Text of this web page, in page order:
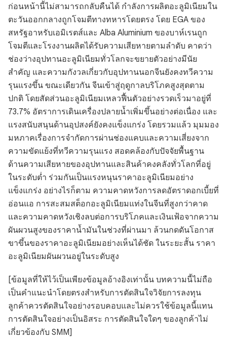
ก่อนหน้านี้ไม่สามารถกลับคืนได้ กำลังการผลิตอะลูมิเนียมใน
ตะวันออกกลางถูกโจมตีทางทหารโดยตรง โดย EGA ของ
สหรัฐอาหรับเอมิเรตส์และ Alba Aluminium ของบาห์เรนถูก
โจมตีและโรงงานผลิตได้รับความเสียหายตามลำดับ คาดว่า
ช่องว่างอุปทานอะลูมิเนียมทั่วโลกจะขยายตัวอย่างมีนัย
สำคัญ และความกังวลเกี่ยวกับอุปทานนอกจีนยังคงทวีความ
รุนแรงขึ้น ขณะเดียวกัน จีนเข้าสู่ฤดูกาลบริโภคสูงสุดตาม
ปกติ โดยสัดส่วนอะลูมิเนียมเหลวฟื้นตัวอย่างรวดเร็วมาอยู่ที่
73.7% อัตราการเดินเครื่องปลายน้ำเพิ่มขึ้นอย่างต่อเนื่อง และ
แรงสนับสนุนด้านอุปสงค์ยังคงแข็งแกร่ง โดยรวมแล้ว มุมมอง
มหภาคเรื่องการจำกัดการผ่านช่องแคบและความเสี่ยงจาก
ความขัดแย้งที่ทวีความรุนแรง สอดคล้องกับปัจจัยพื้นฐาน
ด้านความเสียหายของอุปทานและสินค้าคงคลังทั่วโลกที่อยู่
ในระดับต่ำ ร่วมกันเป็นแรงหนุนราคาอะลูมิเนียมอย่าง
แข็งแกร่ง อย่างไรก็ตาม ความคาดหวังการลดอัตราดอกเบี้ยที่
อ่อนแอ การสะสมสต็อกอะลูมิเนียมแท่งในจีนที่สูงกว่าคาด
และความคาดหวังเชิงลบต่อการบริโภคและเงินเฟ้อจากความ
ผันผวนสูงของราคาน้ำมันในช่วงที่ผ่านมา ล้วนกดดันโอกาส
ขาขึ้นของราคาอะลูมิเนียมอย่างเห็นได้ชัด ในระยะสั้น ราคา
อะลูมิเนียมผันผวนอยู่ในระดับสูง
[ข้อมูลที่ให้ไว้เป็นเพียงข้อมูลอ้างอิงเท่านั้น บทความนี้ไม่ถือ
เป็นคำแนะนำโดยตรงสำหรับการตัดสินใจวิจัยการลงทุน
ลูกค้าควรตัดสินใจอย่างรอบคอบและไม่ควรใช้ข้อมูลนี้แทน
การตัดสินใจอย่างเป็นอิสระ การตัดสินใจใดๆ ของลูกค้าไม่
เกี่ยวข้องกับ SMM]